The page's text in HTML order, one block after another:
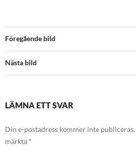
Föregående bild
Nästa bild
LÄMNA ETT SVAR
Din e-postadress kommer inte publiceras.
märkta *